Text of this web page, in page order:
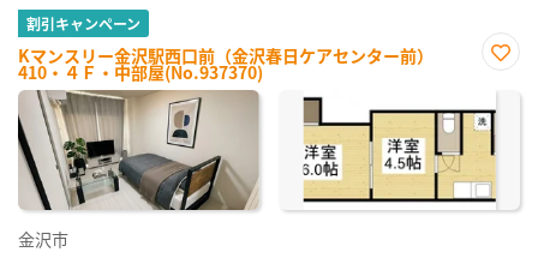
割引キャンペーン
Kマンスリー金沢駅西口前（金沢春日ケアセンター前）
410・４Ｆ・中部屋(No.937370)
に入
り登
録
金沢市